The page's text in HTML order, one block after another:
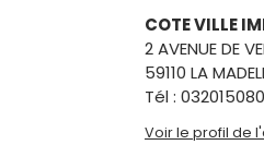
COTE VILLE
2 AVENUE DE
59110 LA
Tél :
Voir le profil de